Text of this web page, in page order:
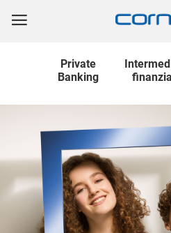
Private
Banking